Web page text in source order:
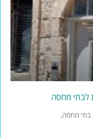
מחסה